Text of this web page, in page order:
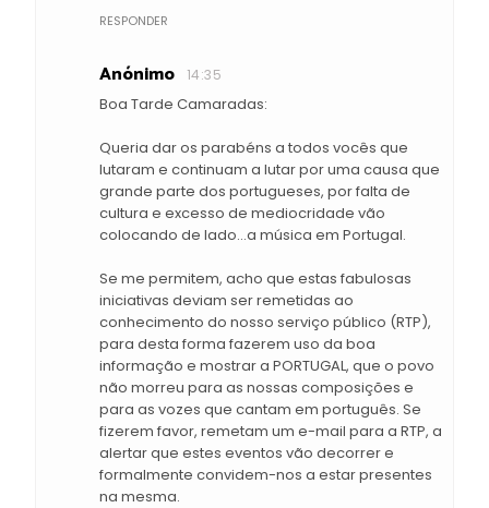
RESPONDER
Anónimo 14:35
Boa Tarde Camaradas:
Queria dar os parabéns a todos vocês que
lutaram e continuam a lutar por uma causa que
grande parte dos portugueses, por falta de
cultura e excesso de mediocridade vão
colocando de lado...a música em Portugal.
Se me permitem, acho que estas fabulosas
iniciativas deviam ser remetidas ao
conhecimento do nosso serviço público (RTP),
para desta forma fazerem uso da boa
informação e mostrar a PORTUGAL, que o povo
não morreu para as nossas composições e
para as vozes que cantam em português. Se
fizerem favor, remetam um e-mail para a RTP, a
alertar que estes eventos vão decorrer e
formalmente convidem-nos a estar presentes
na mesma.